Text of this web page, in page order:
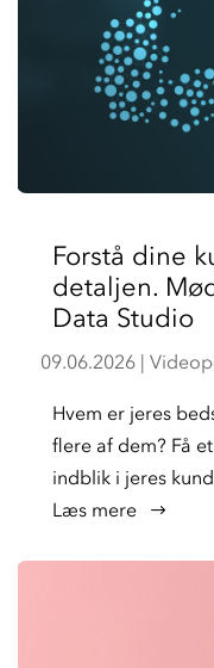
Forstå dine
detaljen.
Data Studio
09.06.2026 |
Hvem er jeres
flere af dem? Få
indblik i jeres
læs mere